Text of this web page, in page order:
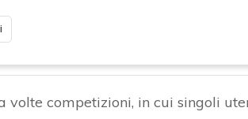
volte competizioni, in cui singoli